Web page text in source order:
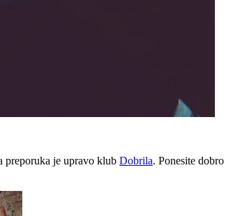
preporuka je upravo klub Dobrila. Ponesite dobro